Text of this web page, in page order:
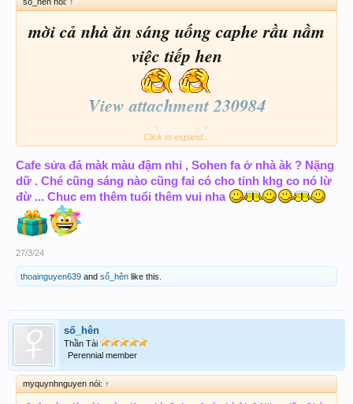
mời cả nhà ăn sáng uống caphe rầu nầm
việc tiếp hen
View attachment 230984
Click to expand...
Cafe sửa đá màk màu đậm nhỉ , Sohen fa ở nhà àk ? Nặng
dữ . Ché cũng sáng nào cũng fai có cho tỉnh khg co nó lừ
đừ ... Chuc em thêm tuổi thêm vui nha
27/3/24
thoainguyen639 and số_hên like this.
số_hên
Thần Tài
Perennial member
myquynhnguyen nói: ↑